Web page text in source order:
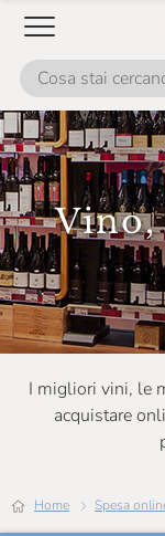
I migliori vini, le
acquistare
Home Spesa
Croci
Cà Maiol
Cà Dei Frati
Damijan
Dario Princic
Darroze
David Duband
De Conciliis
De Prouf
Denis